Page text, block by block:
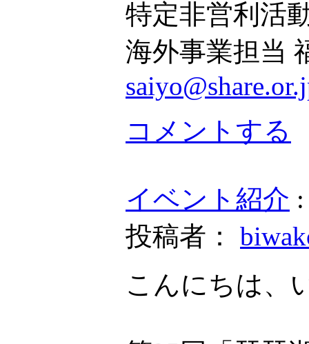
特定非営利活
海外事業担当
コメントする
イベント紹介
投稿者：
こんにちは、